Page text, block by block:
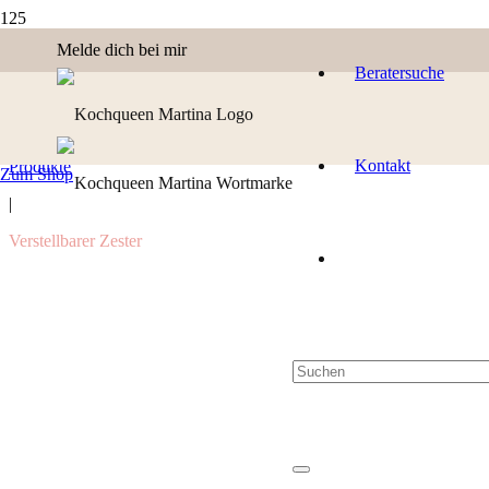
Melde dich bei mir
Beratersuche
Kontakt
Zum Shop
Produkte
|
Verstellbarer Zester